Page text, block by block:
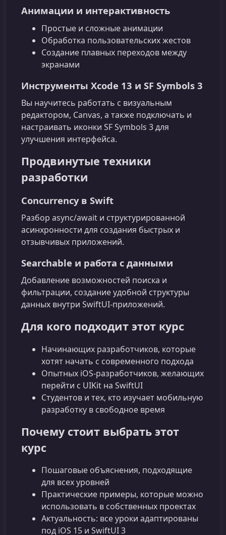
Анимации и интерактивность
Простые и сложные анимации
Обработка пользовательских жестов
Создание плавных переходов между
экранами
Инструменты Xcode 13 и SF Symbols 3
Вы научитесь работать с визуальным
редактором, Canvas, а также подключать и
настраивать иконки SF Symbols 3 для
улучшения интерфейса.
Продвинутые техники
разработки
Concurrency в Swift
Разбор async/await и структурированной
асинхронности для создания быстрых и
отзывчивых приложений.
Searchable и работа с данными
Добавление возможностей поиска и
фильтрации, создание удобной структуры
данных внутри SwiftUI-приложений.
Для кого подходит этот курс
Начинающих разработчиков, которые
хотят начать с современного подхода
Опытных iOS‑разработчиков, желающих
перейти с UIKit на SwiftUI
Студентов и тех, кто изучает мобильную
разработку в свободное время
Почему стоит выбрать этот
курс
Пошаговые объяснения, подходящие
для всех уровней
Практические примеры, которые можно
использовать в собственных проектах
Актуальность: все уроки адаптированы
под iOS 15 и SwiftUI 3